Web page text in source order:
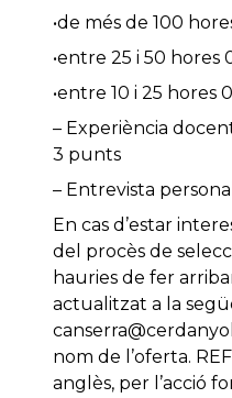
•de més de 100
•entre 25 i 50
•entre 10 i 25 hores
– Experiència
3 punts
– Entrevista
En cas d’estar
del procès de
hauries de fer
actualitzat a la
nom de l’oferta.
anglès, per l’acció